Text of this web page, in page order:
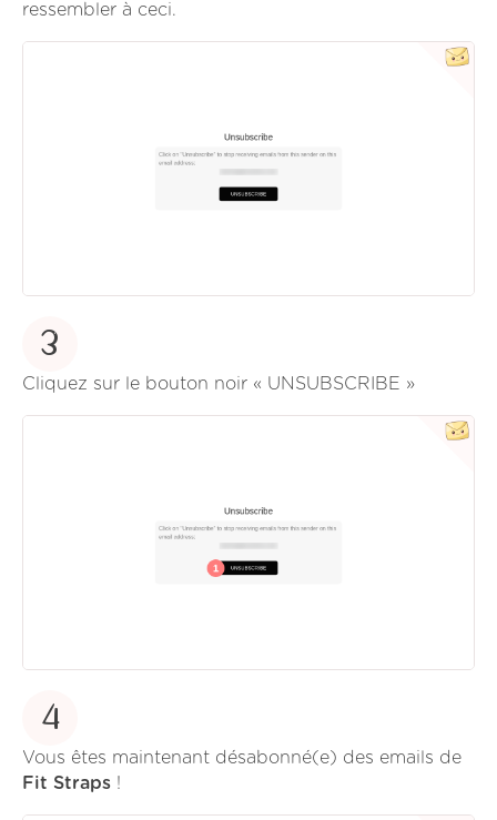
ressembler à ceci.
3
Cliquez sur le bouton noir « UNSUBSCRIBE »
4
Vous êtes maintenant désabonné(e) des emails de
Fit Straps !